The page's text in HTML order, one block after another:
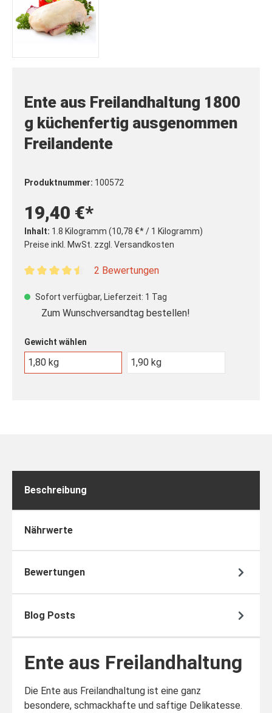
Ente aus Freilandhaltung 1800
g küchenfertig ausgenommen
Freilandente
Produktnummer: 100572
19,40 €*
Inhalt: 1.8 Kilogramm (10,78 €* / 1 Kilogramm)
Preise inkl. MwSt. zzgl. Versandkosten
2 Bewertungen
Sofort verfügbar, Lieferzeit: 1 Tag
Zum Wunschversandtag bestellen!
Gewicht wählen
1,80 kg 1,90 kg
Beschreibung
Nährwerte
Bewertungen
Blog Posts
Ente aus Freilandhaltung
Die Ente aus Freilandhaltung ist eine ganz
besondere, schmackhafte und saftige Delikatesse.